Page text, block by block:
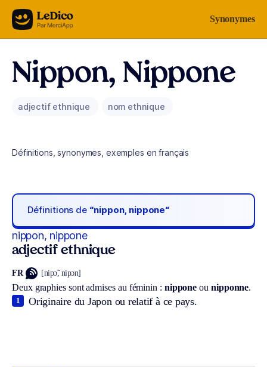
Aller au contenu Synonymes
Nippon, Nippone
adjectif ethnique nom ethnique
Définitions, synonymes, exemples en français
Définitions de “nippon, nippone“
nippon, nippone
adjectif ethnique
FR [nipɔ̃, nipɔn]
Deux graphies sont admises au féminin : nippone ou nipponne.
Originaire du Japon ou relatif à ce pays.
1